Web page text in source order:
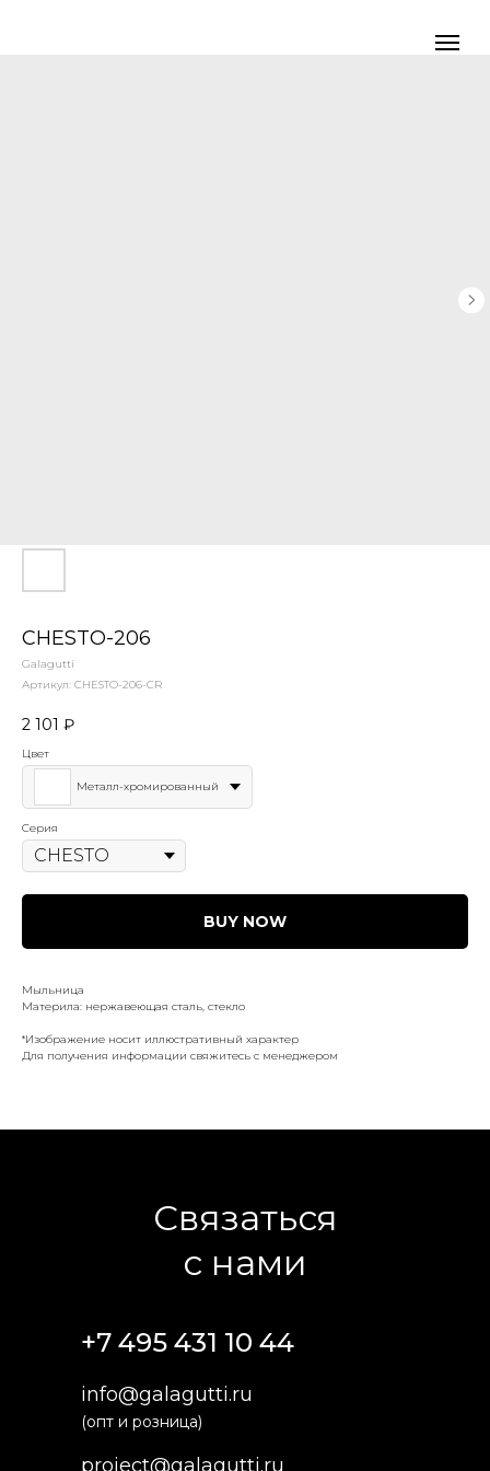
CHESTO-206
Galagutti
Артикул: CHESTO-206-CR
2 101 ₽
Цвет
Металл-хромированный
Серия
BUY NOW
Мыльница
Материла: нержавеющая сталь, стекло
*Изображение носит иллюстративный характер
Для получения информации свяжитесь с менеджером
Связаться
с нами
project@galagutti.ru
(опт и розница)
info@galagutti.ru
+7 495 431 10 44